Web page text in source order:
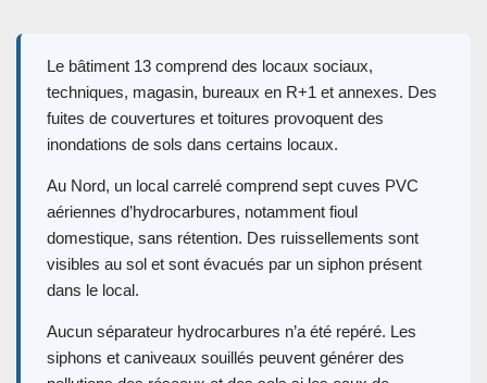
Le bâtiment 13 comprend des locaux sociaux,
techniques, magasin, bureaux en R+1 et annexes. Des
fuites de couvertures et toitures provoquent des
inondations de sols dans certains locaux.
Au Nord, un local carrelé comprend sept cuves PVC
aériennes d’hydrocarbures, notamment fioul
domestique, sans rétention. Des ruissellements sont
visibles au sol et sont évacués par un siphon présent
dans le local.
Aucun séparateur hydrocarbures n’a été repéré. Les
siphons et caniveaux souillés peuvent générer des